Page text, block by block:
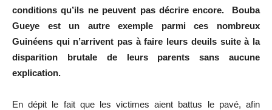
conditions qu’ils ne peuvent pas décrire encore. Bouba
Gueye est un autre exemple parmi ces nombreux
Guinéens qui n’arrivent pas à faire leurs deuils suite à la
disparition brutale de leurs parents sans aucune
explication.
En dépit le fait que les victimes aient battus le pavé, afin